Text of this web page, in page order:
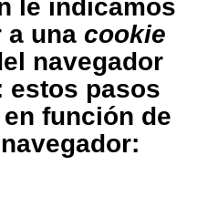
le indicamos
a una cookie
navegador
estos pasos
función de